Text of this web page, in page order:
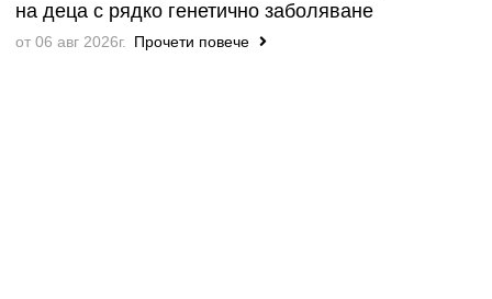
на деца с рядко генетично заболяване
от 06 авг 2026г. Прочети повече